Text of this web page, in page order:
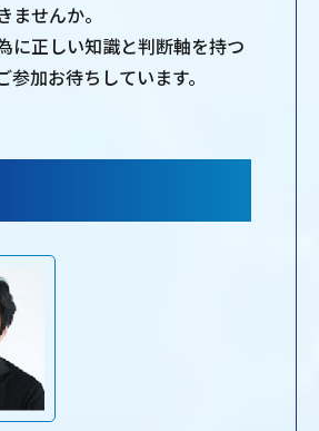
ませんか。
に正しい知識と判断軸を持つ
参加お待ちしています。